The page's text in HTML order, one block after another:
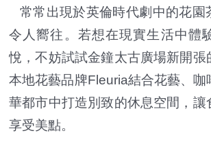
常常出現於英倫時代劇中的花園
令人嚮往。若想在現實生活中體
悅，不妨試試金鐘太古廣場新開張
本地花藝品牌Fleuria結合花藝、咖
華都市中打造別致的休息空間，讓
享受美點。